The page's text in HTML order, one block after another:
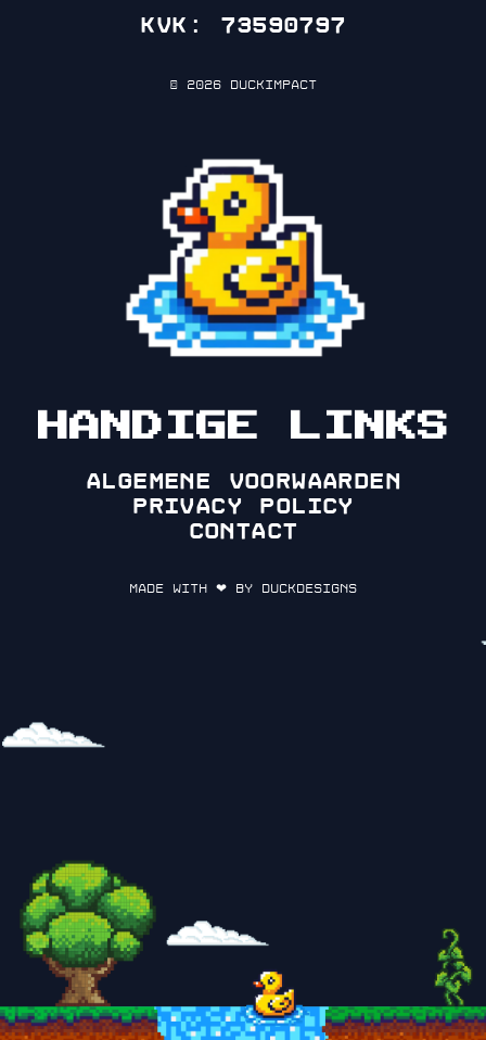
KVK: 73590797
© 2026 DuckImpact
HANDIGE LINKS
Algemene voorwaarden
Privacy policy
Contact
Made with ❤ by DuckDesigns